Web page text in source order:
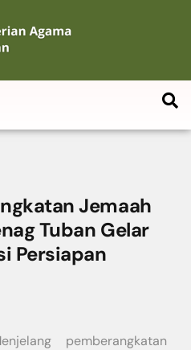
Jemaah
Tuban Gelar
Persiapan
pemberangkatan